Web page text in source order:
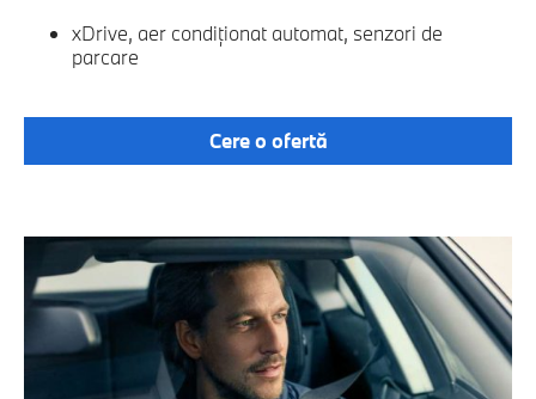
xDrive, aer condiţionat automat, senzori de
parcare
Cere o ofertă